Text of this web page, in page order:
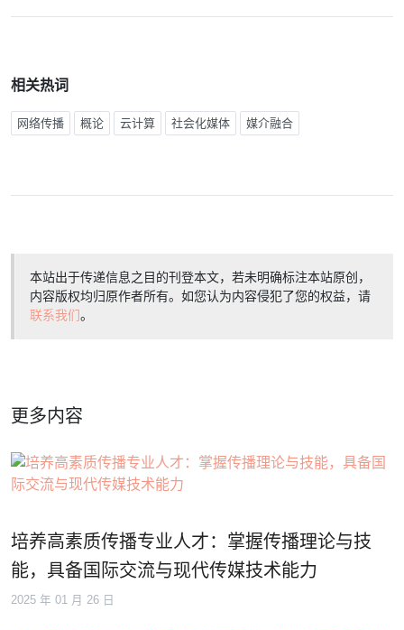
相关热词
网络传播 概论 云计算 社会化媒体 媒介融合
本站出于传递信息之目的刊登本文，若未明确标注本站原创，
内容版权均归原作者所有。如您认为内容侵犯了您的权益，请
联系我们。
更多内容
培养高素质传播专业人才：掌握传播理论与技
能，具备国际交流与现代传媒技术能力
2025 年 01 月 26 日